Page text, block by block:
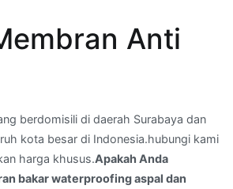
Anti
berdomisili di daerah Surabaya dan
kota besar di Indonesia.hubungi kami
harga khusus.Apakah Anda
bakar waterproofing aspal dan